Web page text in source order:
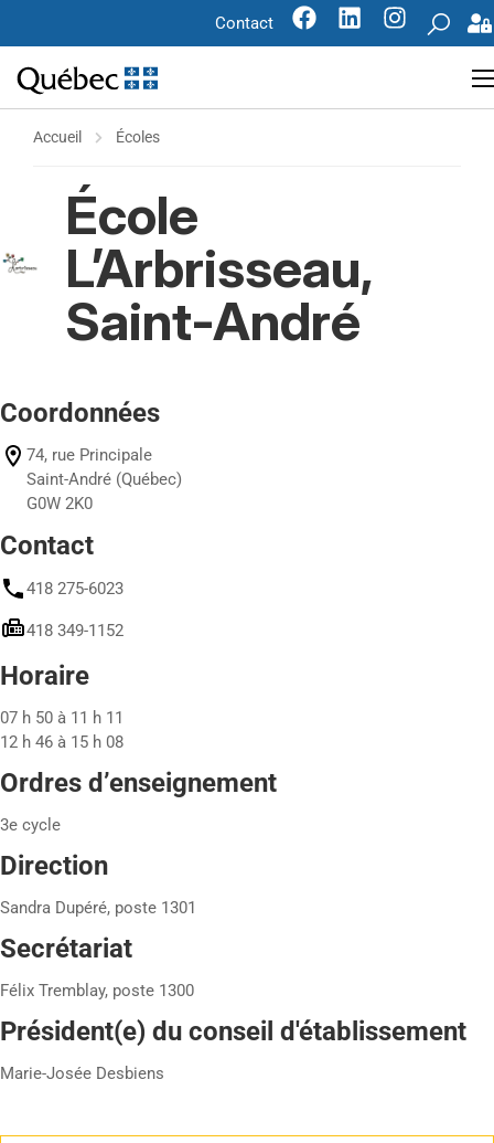
Contact
Accueil Écoles
École
L’Arbrisseau,
Saint-André
Coordonnées
74, rue Principale
Saint-André (Québec)
G0W 2K0
Contact
418 275-6023
418 349-1152
Horaire
07 h 50 à 11 h 11
12 h 46 à 15 h 08
Ordres d’enseignement
3e cycle
Direction
Sandra Dupéré, poste 1301
Secrétariat
Félix Tremblay, poste 1300
Président(e) du conseil d'établissement
Marie-Josée Desbiens